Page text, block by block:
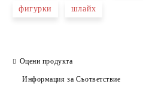
фигурки шлайх
Оцени продукта
Информация за Съответствие